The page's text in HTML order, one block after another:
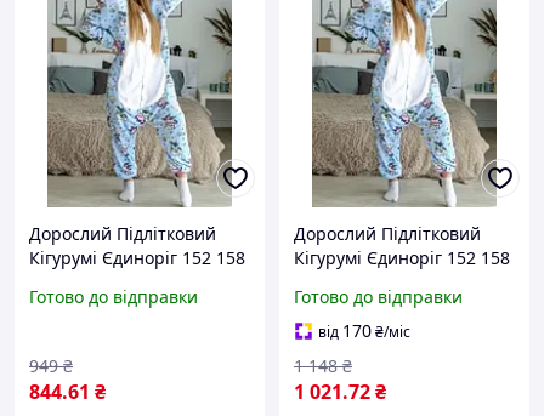
Дорослий Підлітковий
Кігурумі Єдиноріг 152 158
Готово до відправки
844.61 ₴
949 ₴
Дорослий Підлітковий
Кігурумі Єдиноріг 152 158
Готово до відправки
від 170₴/міс
1 021.72₴
1 148 ₴